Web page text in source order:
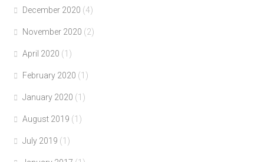
December 2020 (4)
November 2020 (2)
April 2020 (1)
February 2020 (1)
January 2020 (1)
August 2019 (1)
July 2019 (1)